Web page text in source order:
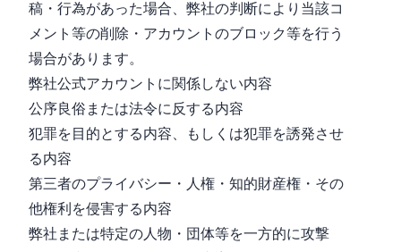
稿・行為があった場合、弊社の判断により当該コ
メント等の削除・アカウントのブロック等を行う
場合があります。
弊社公式アカウントに関係しない内容
公序良俗または法令に反する内容
犯罪を目的とする内容、もしくは犯罪を誘発させ
る内容
第三者のプライバシー・人権・知的財産権・その
他権利を侵害する内容
弊社または特定の人物・団体等を一方的に攻撃